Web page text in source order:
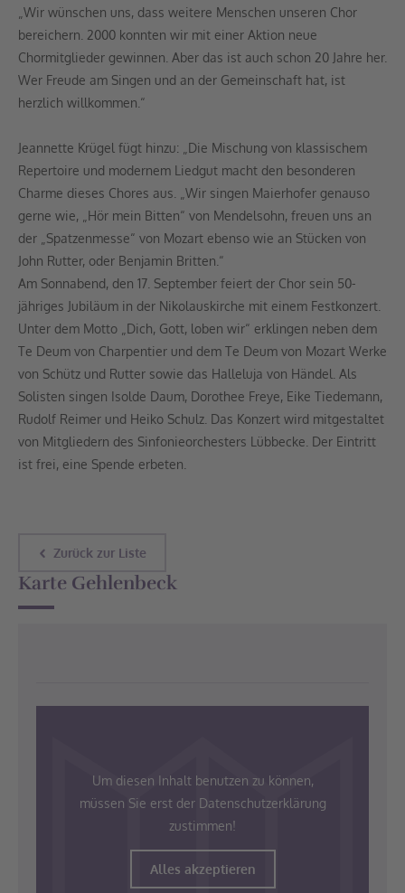
„Wir wünschen uns, dass weitere Menschen unseren Chor
bereichern. 2000 konnten wir mit einer Aktion neue
Chormitglieder gewinnen. Aber das ist auch schon 20 Jahre her.
Wer Freude am Singen und an der Gemeinschaft hat, ist
herzlich willkommen.“
Jeannette Krügel fügt hinzu: „Die Mischung von klassischem
Repertoire und modernem Liedgut macht den besonderen
Charme dieses Chores aus. „Wir singen Maierhofer genauso
gerne wie, „Hör mein Bitten“ von Mendelsohn, freuen uns an
der „Spatzenmesse“ von Mozart ebenso wie an Stücken von
John Rutter, oder Benjamin Britten.“
Am Sonnabend, den 17. September feiert der Chor sein 50-
jähriges Jubiläum in der Nikolauskirche mit einem Festkonzert.
Unter dem Motto „Dich, Gott, loben wir“ erklingen neben dem
Te Deum von Charpentier und dem Te Deum von Mozart Werke
von Schütz und Rutter sowie das Halleluja von Händel. Als
Solisten singen Isolde Daum, Dorothee Freye, Eike Tiedemann,
Rudolf Reimer und Heiko Schulz. Das Konzert wird mitgestaltet
von Mitgliedern des Sinfonieorchesters Lübbecke. Der Eintritt
ist frei, eine Spende erbeten.
Zurück zur Liste
Karte Gehlenbeck
Um diesen Inhalt benutzen zu können,
müssen Sie erst der Datenschutzerklärung
zustimmen!
Alles akzeptieren